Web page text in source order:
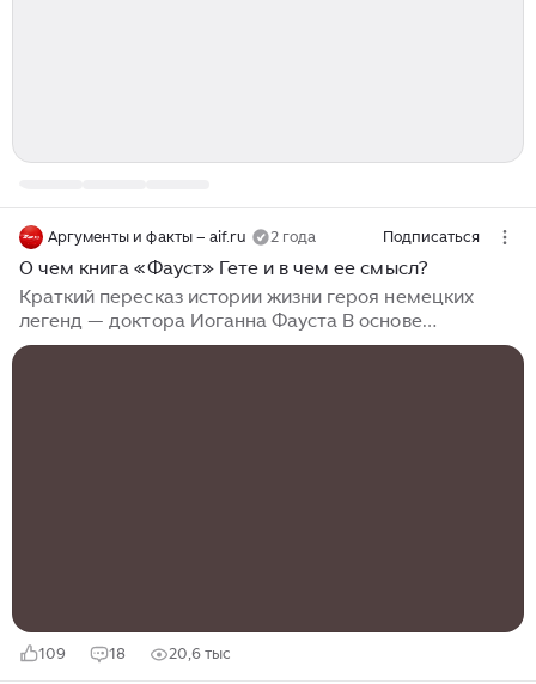
Аргументы и факты – aif.ru 2 года Подписаться
О чем книга «Фауст» Гете и в чем ее смысл?
Краткий пересказ истории жизни героя немецких
легенд — доктора Иоганна Фауста В основе
произведения лежат предания о немецком ученом —
109 18 20,6 тыс